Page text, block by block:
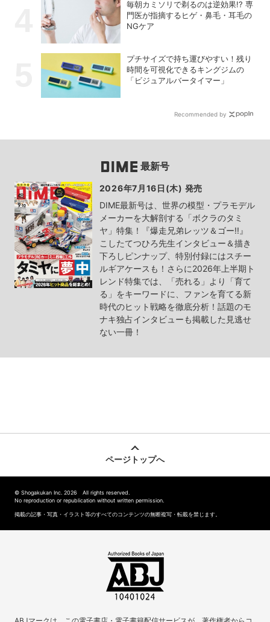
毎朝カミソリで剃るのは逆効果!? 専
門医が指摘するヒゲ・鼻毛・耳毛の
NGケア
プチサイズで持ち運びやすい！残り
時間を可視化できるキングジムの
「ビジュアルバータイマー」
Recommended by
最新号
2026年7月16日(木) 発売
DIME最新号は、世界の模型・プラモデル
メーカーを大解剖する「ボクラのタミ
ヤ」特集！『爆走兄弟レッツ＆ゴー!!』
こしたてつひろ先生インタビュー＆描き
下ろしピンナップ、特別付録にはスチー
ルギアケースも！さらに2026年上半期ト
レンド特集では、「売れる」より「育て
る」をキーワードに、ファンを育てる新
時代のヒット戦略を徹底分析！話題のモ
ナキ独占インタビューも掲載した見逃せ
ない一冊！
ページトップへ
© Shogakukan Inc. 2026 All rights reserved.
No reproduction or republication without written permission.
掲載の記事・写真・イラスト等のすべてのコンテンツの無断複写・転載を禁じます。